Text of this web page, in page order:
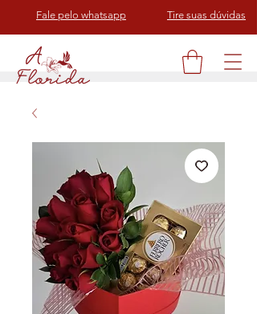
Fale pelo whatsapp Tire suas dúvidas